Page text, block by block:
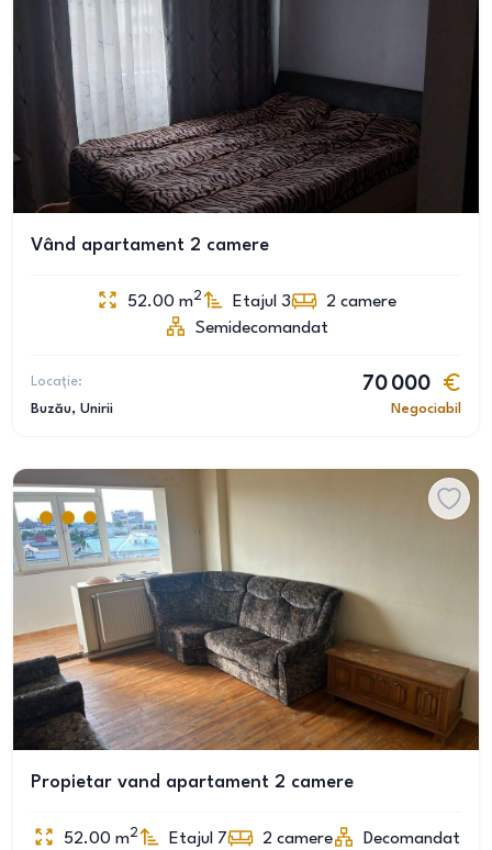
Vând apartament 2 camere
52.00 m2 Etajul 3 2 camere
Semidecomandat
Locație:
Buzău, Unirii
70 000
Negociabil
Propietar vand apartament 2 camere
52.00 m2 Etajul 7 2 camere Decomandat